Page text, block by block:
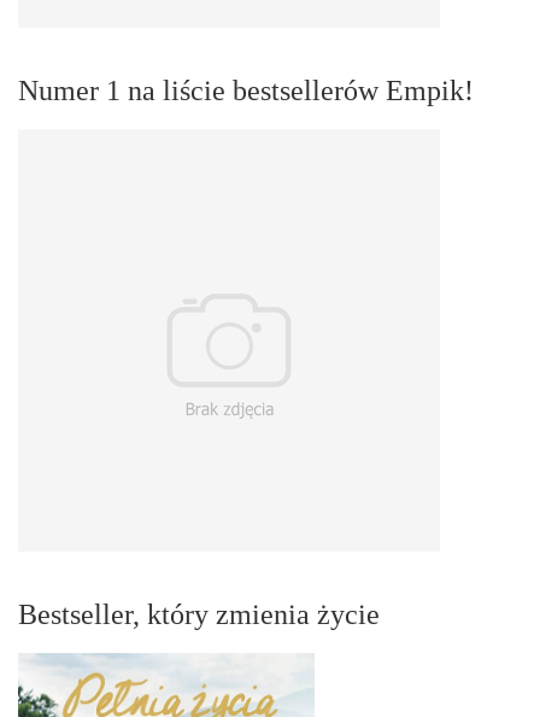
Numer 1 na liście bestsellerów Empik!
Bestseller, który zmienia życie